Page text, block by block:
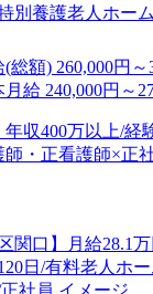
別養護老人ホーム
(総額) 260,000円～
給 240,000円～
年収400万以上/経
・正看護師×正